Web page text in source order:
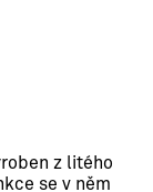
z litého
se v něm